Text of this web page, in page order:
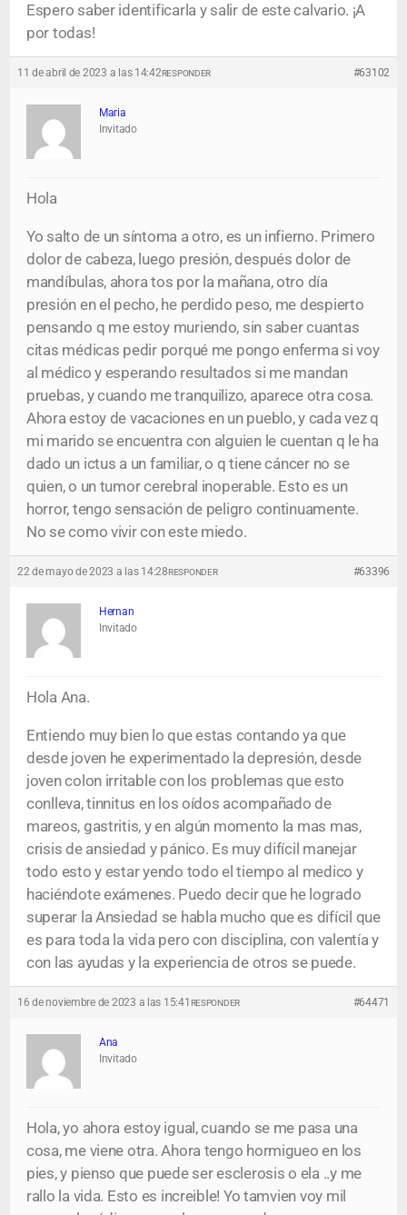
Espero saber identificarla y salir de este calvario. ¡A
por todas!
11 de abril de 2023 a las 14:42 #63102
RESPONDER
Maria
Invitado
Hola
Yo salto de un síntoma a otro, es un infierno. Primero
dolor de cabeza, luego presión, después dolor de
mandíbulas, ahora tos por la mañana, otro día
presión en el pecho, he perdido peso, me despierto
pensando q me estoy muriendo, sin saber cuantas
citas médicas pedir porqué me pongo enferma si voy
al médico y esperando resultados si me mandan
pruebas, y cuando me tranquilizo, aparece otra cosa.
Ahora estoy de vacaciones en un pueblo, y cada vez q
mi marido se encuentra con alguien le cuentan q le ha
dado un ictus a un familiar, o q tiene cáncer no se
quien, o un tumor cerebral inoperable. Esto es un
horror, tengo sensación de peligro continuamente.
No se como vivir con este miedo.
22 de mayo de 2023 a las 14:28 #63396
RESPONDER
Hernan
Invitado
Hola Ana.
Entiendo muy bien lo que estas contando ya que
desde joven he experimentado la depresión, desde
joven colon irritable con los problemas que esto
conlleva, tinnitus en los oídos acompañado de
mareos, gastritis, y en algún momento la mas mas,
crisis de ansiedad y pánico. Es muy difícil manejar
todo esto y estar yendo todo el tiempo al medico y
haciéndote exámenes. Puedo decir que he logrado
superar la Ansiedad se habla mucho que es difícil que
es para toda la vida pero con disciplina, con valentía y
con las ayudas y la experiencia de otros se puede.
16 de noviembre de 2023 a las 15:41 #64471
RESPONDER
Ana
Invitado
Hola, yo ahora estoy igual, cuando se me pasa una
cosa, me viene otra. Ahora tengo hormigueo en los
pies, y pienso que puede ser esclerosis o ela ..y me
rallo la vida. Esto es increible! Yo tamvien voy mil